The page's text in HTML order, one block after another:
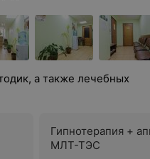
а также лечебных
Гипнотерапия +
МЛТ-ТЭС